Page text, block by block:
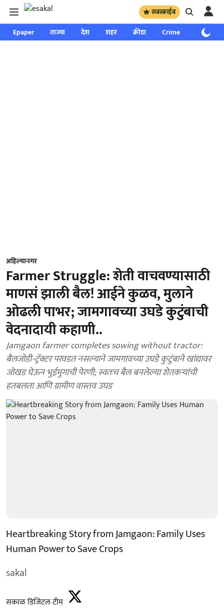
सबस्क्राईब
Epaper ताज्या देश शहर क्रीडा Crime साप्ताहिक
अहिल्यानगर
Farmer Struggle: शेती वाचवण्यासाठी
माणसं झाली बैल! आईने कुळव, मुलाने
ओढली पाभर; जामगावच्या उघडे कुटुंबाची
वेदनादायी कहाणी..
Jamgaon farmer completes sowing without tractor:
बैलजोडी-ट्रॅक्टर परवडत नसल्याने जामगावच्या उघडे कुटुंबाने खांद्यावर
जोखड घेऊन भुईमुगाची पेरणी; स्वतःच बैल बनलेल्या शेतकऱ्यांची
हतबलता आणि ग्रामीण वास्तव उघड
Heartbreaking Story from Jamgaon: Family Uses
Human Power to Save Crops
sakal
सकाळ डिजिटल टीम